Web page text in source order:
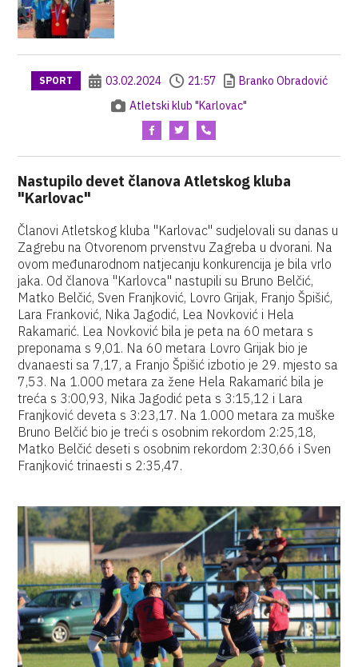
SPORT 03.02.2024 21:57
Branko Obradović
Atletski klub "Karlovac"
Nastupilo devet članova Atletskog kluba
"Karlovac"
Članovi Atletskog kluba "Karlovac" sudjelovali su danas u
Zagrebu na Otvorenom prvenstvu Zagreba u dvorani. Na
ovom međunarodnom natjecanju konkurencija je bila vrlo
jaka. Od članova "Karlovca" nastupili su Bruno Belčić,
Matko Belčić, Sven Franjković, Lovro Grijak, Franjo Špišić,
Lara Franković, Nika Jagodić, Lea Novković i Hela
Rakamarić. Lea Novković bila je peta na 60 metara s
preponama s 9,01. Na 60 metara Lovro Grijak bio je
dvanaesti sa 7,17, a Franjo Špišić izbotio je 29. mjesto sa
7,53. Na 1.000 metara za žene Hela Rakamarić bila je
treća s 3:00,93, Nika Jagodić peta s 3:15,12 i Lara
Franjković deveta s 3:23,17. Na 1.000 metara za muške
Bruno Belčić bio je treći s osobnim rekordom 2:25,18,
Matko Belčić deseti s osobnim rekordom 2:30,66 i Sven
Franjković trinaesti s 2:35,47.